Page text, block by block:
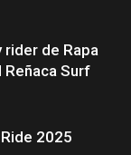
rider de Rapa
Reñaca Surf
2025